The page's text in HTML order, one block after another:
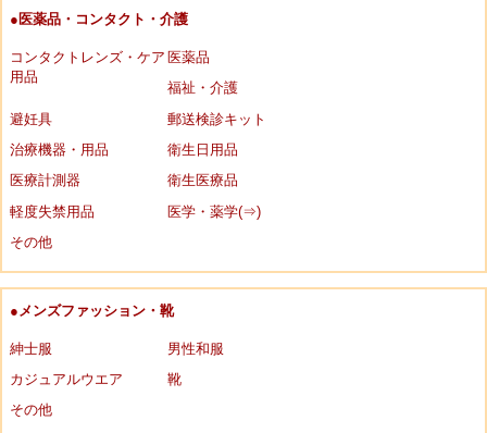
●医薬品・コンタクト・介護
コンタクトレンズ・ケア
用品
医薬品
福祉・介護
避妊具
郵送検診キット
治療機器・用品
衛生日用品
医療計測器
衛生医療品
軽度失禁用品
医学・薬学(⇒)
その他
●メンズファッション・靴
紳士服
男性和服
カジュアルウエア
靴
その他